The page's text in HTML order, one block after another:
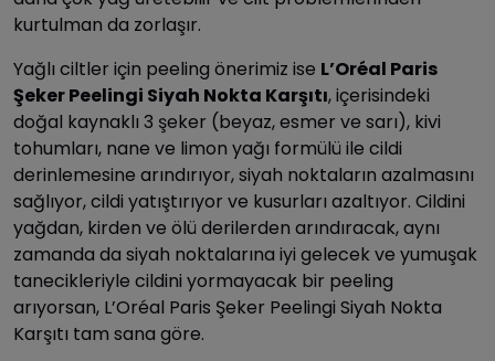
kurtulman da zorlaşır.
Yağlı ciltler için peeling önerimiz ise L’Oréal Paris
Şeker Peelingi Siyah Nokta Karşıtı, içerisindeki
doğal kaynaklı 3 şeker (beyaz, esmer ve sarı), kivi
tohumları, nane ve limon yağı formülü ile cildi
derinlemesine arındırıyor, siyah noktaların azalmasını
sağlıyor, cildi yatıştırıyor ve kusurları azaltıyor. Cildini
yağdan, kirden ve ölü derilerden arındıracak, aynı
zamanda da siyah noktalarına iyi gelecek ve yumuşak
tanecikleriyle cildini yormayacak bir peeling
arıyorsan, L’Oréal Paris Şeker Peelingi Siyah Nokta
Karşıtı tam sana göre.